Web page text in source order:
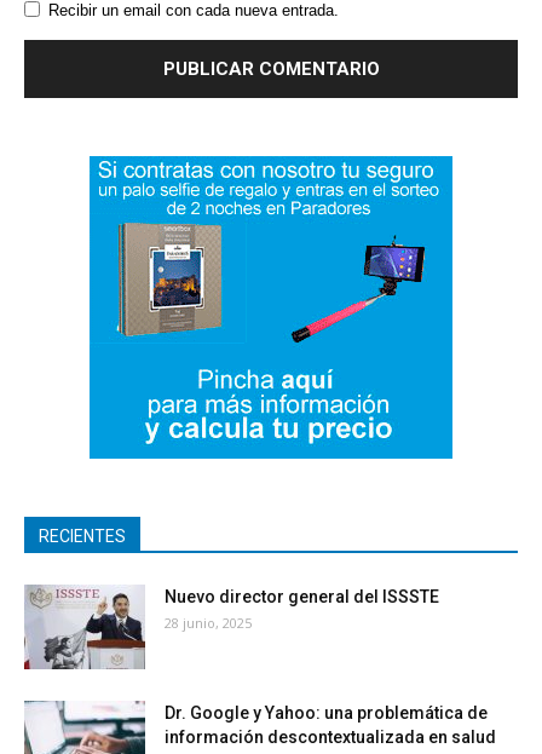
Recibir un email con cada nueva entrada.
RECIENTES
Nuevo director general del ISSSTE
28 junio, 2025
Dr. Google y Yahoo: una problemática de
información descontextualizada en salud